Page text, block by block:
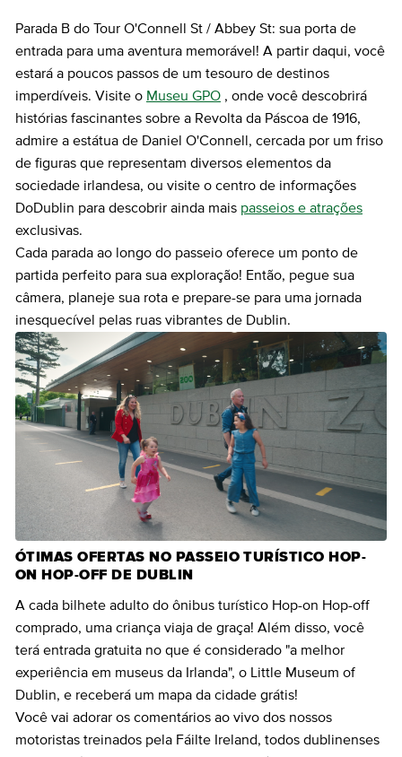
Parada B do Tour O'Connell St / Abbey St: sua porta de
entrada para uma aventura memorável! A partir daqui, você
estará a poucos passos de um tesouro de destinos
imperdíveis. Visite o Museu GPO , onde você descobrirá
histórias fascinantes sobre a Revolta da Páscoa de 1916,
admire a estátua de Daniel O'Connell, cercada por um friso
de figuras que representam diversos elementos da
sociedade irlandesa, ou visite o centro de informações
DoDublin para descobrir ainda mais passeios e atrações
exclusivas.
Cada parada ao longo do passeio oferece um ponto de
partida perfeito para sua exploração! Então, pegue sua
câmera, planeje sua rota e prepare-se para uma jornada
inesquecível pelas ruas vibrantes de Dublin.
ÓTIMAS OFERTAS NO PASSEIO TURÍSTICO HOP-
ON HOP-OFF DE DUBLIN
A cada bilhete adulto do ônibus turístico Hop-on Hop-off
comprado, uma criança viaja de graça! Além disso, você
terá entrada gratuita no que é considerado "a melhor
experiência em museus da Irlanda", o Little Museum of
Dublin, e receberá um mapa da cidade grátis!
Você vai adorar os comentários ao vivo dos nossos
motoristas treinados pela Fáilte Ireland, todos dublinenses